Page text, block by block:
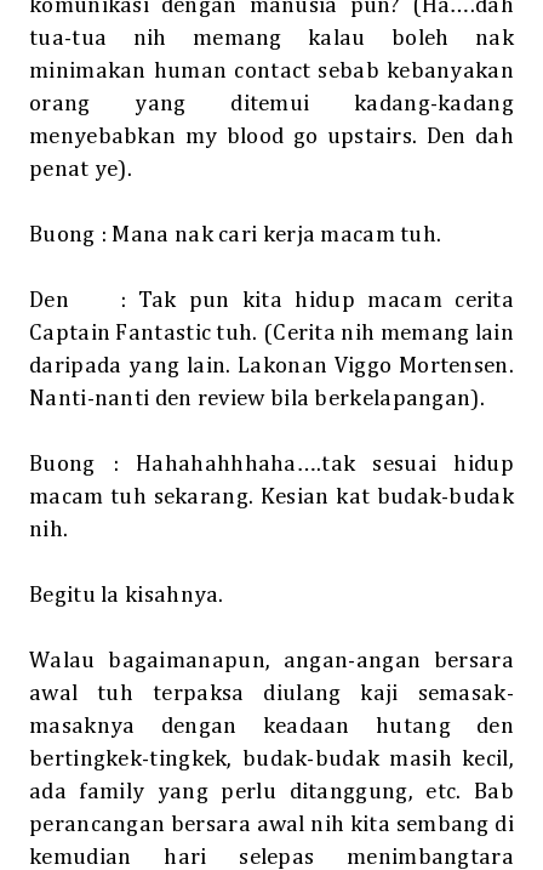
komunikasi dengan manusia pun? (Ha….dah
tua-tua nih memang kalau boleh nak
minimakan human contact sebab kebanyakan
orang yang ditemui kadang-kadang
menyebabkan my blood go upstairs. Den dah
penat ye).
Buong : Mana nak cari kerja macam tuh.
Den
: Tak pun kita hidup macam cerita
Captain Fantastic tuh. (Cerita nih memang lain
daripada yang lain. Lakonan Viggo Mortensen.
Nanti-nanti den review bila berkelapangan).
Buong : Hahahahhhaha….tak sesuai hidup
macam tuh sekarang. Kesian kat budak-budak
nih.
Begitu la kisahnya.
Walau bagaimanapun, angan-angan bersara
awal tuh terpaksa diulang kaji semasak-
masaknya dengan keadaan hutang den
bertingkek-tingkek, budak-budak masih kecil,
ada family yang perlu ditanggung, etc. Bab
perancangan bersara awal nih kita sembang di
kemudian hari selepas menimbangtara